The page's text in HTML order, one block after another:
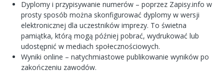
Dyplomy i przypisywanie numerów – poprzez Zapisy.info w
prosty sposób można skonfigurować dyplomy w wersji
elektronicznej dla uczestników imprezy. To świetna
pamiątka, którą mogą później pobrać, wydrukować lub
udostępnić w mediach społecznościowych.
Wyniki online – natychmiastowe publikowanie wyników po
zakończeniu zawodów.